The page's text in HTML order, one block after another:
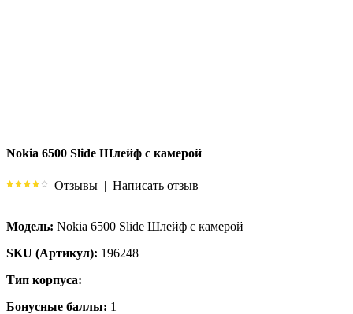
Nokia 6500 Slide Шлейф с камерой
Отзывы | Написать отзыв
Модель: Nokia 6500 Slide Шлейф с камерой
SKU (Артикул): 196248
Тип корпуса:
Бонусные баллы: 1